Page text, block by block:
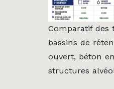
Comparatif des
bassins de
ouvert, béton
structures